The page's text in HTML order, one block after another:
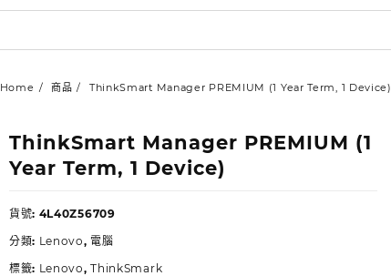
Home 商品 ThinkSmart Manager PREMIUM (1 Year Term, 1 Device)
ThinkSmart Manager PREMIUM (1
Year Term, 1 Device)
貨號: 4L40Z56709
分類: Lenovo, 電腦
標籤: Lenovo,ThinkSmark